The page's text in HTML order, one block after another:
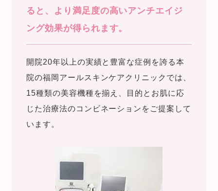
ると、より満足度の高いアンチエイジ
ング効果が得られます。
開院20年以上の実績と豊富な症例を誇る本
院の福岡アールスキンケアクリニックでは、
15種類の美容機種を揃え、目的とお肌に応
じた治療法のコンビネーションをご提案して
います。